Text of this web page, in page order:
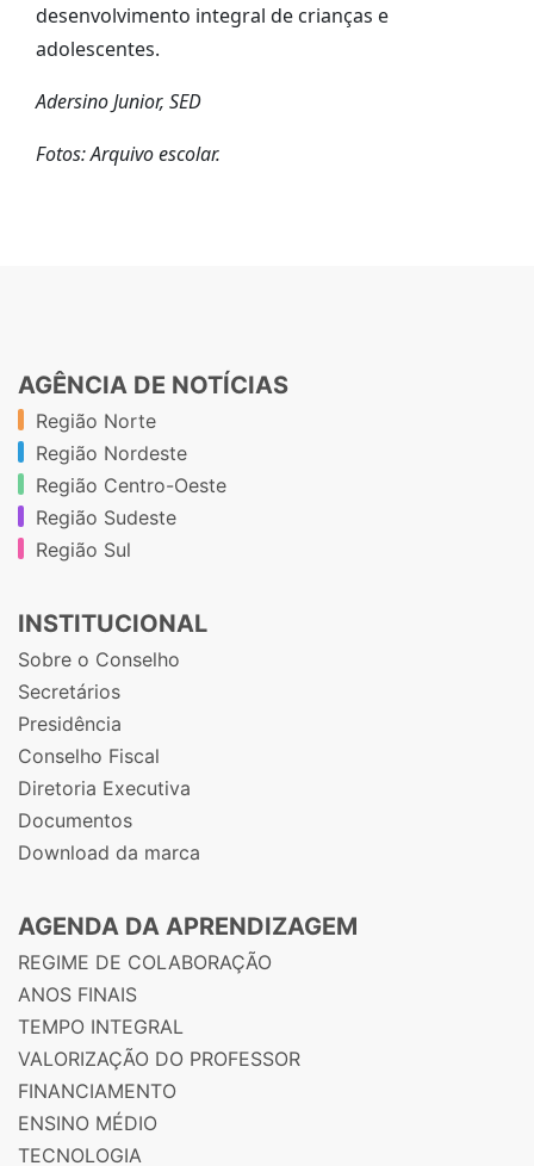
desenvolvimento integral de crianças e
adolescentes.
Adersino Junior, SED
Fotos: Arquivo escolar.
AGÊNCIA DE NOTÍCIAS
Região Norte
Região Nordeste
Região Centro-Oeste
Região Sudeste
Região Sul
INSTITUCIONAL
Sobre o Conselho
Secretários
Presidência
Conselho Fiscal
Diretoria Executiva
Documentos
Download da marca
AGENDA DA APRENDIZAGEM
REGIME DE COLABORAÇÃO
ANOS FINAIS
TEMPO INTEGRAL
VALORIZAÇÃO DO PROFESSOR
FINANCIAMENTO
ENSINO MÉDIO
TECNOLOGIA